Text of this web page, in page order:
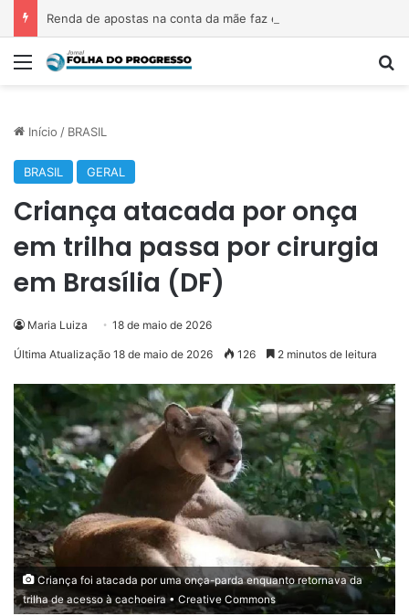
Menu
Início / BRASIL
BRASIL GERAL
Criança atacada por onça
em trilha passa por cirurgia
em Brasília (DF)
Maria Luiza 18 de maio de 2026
Última Atualização 18 de maio de 2026 126 2 minutos de leitura
Criança foi atacada por uma onça-parda enquanto retornava da
trilha de acesso à cachoeira • Creative Commons